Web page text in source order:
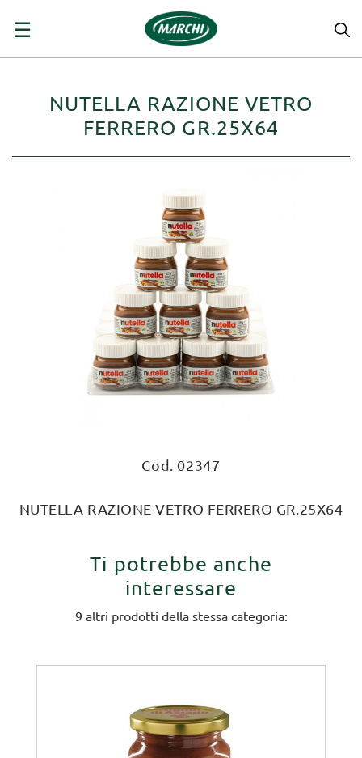
navigazione
☰
NUTELLA RAZIONE VETRO
FERRERO GR.25X64
Cod. 02347
NUTELLA RAZIONE VETRO FERRERO GR.25X64
Ti potrebbe anche
interessare
9 altri prodotti della stessa categoria: